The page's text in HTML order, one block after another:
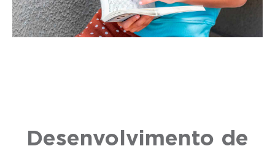
Desenvolvimento de